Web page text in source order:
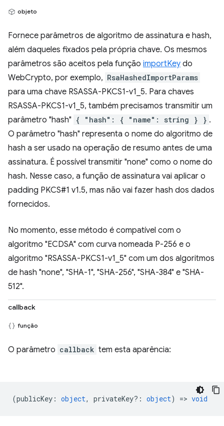
objeto
Fornece parâmetros de algoritmo de assinatura e hash,
além daqueles fixados pela própria chave. Os mesmos
parâmetros são aceitos pela função importKey do
WebCrypto, por exemplo, RsaHashedImportParams
para uma chave RSASSA-PKCS1-v1_5. Para chaves
RSASSA-PKCS1-v1_5, também precisamos transmitir um
parâmetro "hash" { "hash": { "name": string } } .
O parâmetro "hash" representa o nome do algoritmo de
hash a ser usado na operação de resumo antes de uma
assinatura. É possível transmitir "none" como o nome do
hash. Nesse caso, a função de assinatura vai aplicar o
padding PKCS#1 v1.5, mas não vai fazer hash dos dados
fornecidos.
No momento, esse método é compatível com o
algoritmo "ECDSA" com curva nomeada P-256 e o
algoritmo "RSASSA-PKCS1-v1_5" com um dos algoritmos
de hash "none", "SHA-1", "SHA-256", "SHA-384" e "SHA-
512".
callback
função
O parâmetro callback tem esta aparência:
(publicKey : object, privateKey? : object) => void